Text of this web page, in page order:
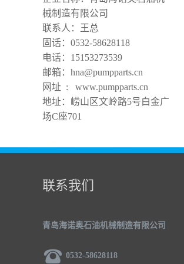
械制造有限公司
联系人：王总
固话：0532-58628118
电话：15153273539
邮箱：hna@pumpparts.cn
网址 : www.pumpparts.cn
地址：崂山区文岭路5号白金广
场C座701
联系我们
青岛海诺奥石油机械制造有
0532-58628118